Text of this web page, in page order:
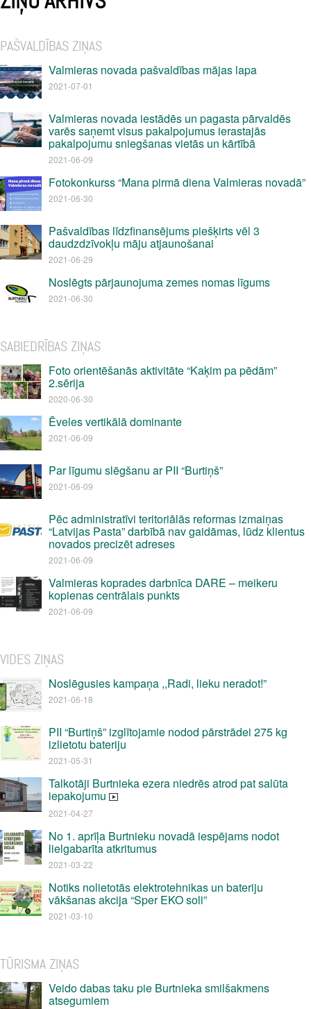
PAŠVALDĪBAS ZIŅAS
Valmieras novada pašvaldības mājas lapa
2021-07-01
Valmieras novada iestādēs un pagasta pārvaldēs
varēs saņemt visus pakalpojumus ierastajās
pakalpojumu sniegšanas vietās un kārtībā
2021-06-09
Fotokonkurss “Mana pirmā diena Valmieras novadā”
2021-06-30
Pašvaldības līdzfinansējums piešķirts vēl 3
daudzdzīvokļu māju atjaunošanai
2021-06-29
Noslēgts pārjaunojuma zemes nomas līgums
2021-06-30
SABIEDRĪBAS ZIŅAS
Foto orientēšanās aktivitāte “Kaķim pa pēdām”
2.sērija
2020-06-30
Ēveles vertikālā dominante
2021-06-09
Par līgumu slēgšanu ar PII “Burtiņš”
2021-06-09
Pēc administratīvi teritoriālās reformas izmaiņas
“Latvijas Pasta” darbībā nav gaidāmas, lūdz klientus
novados precizēt adreses
2021-06-09
Valmieras koprades darbnīca DARE – meikeru
kopienas centrālais punkts
2021-06-09
VIDES ZIŅAS
Noslēgusies kampaņa ,,Radi, lieku neradot!”
2021-06-18
PII “Burtiņš” izglītojamie nodod pārstrādei 275 kg
izlietotu bateriju
2021-05-31
Talkotāji Burtnieka ezera niedrēs atrod pat salūta
iepakojumu
2021-04-27
No 1. aprīļa Burtnieku novadā iespējams nodot
lielgabarīta atkritumus
2021-03-22
Notiks nolietotās elektrotehnikas un bateriju
vākšanas akcija “Sper EKO soli”
2021-03-10
TŪRISMA ZIŅAS
Veido dabas taku pie Burtnieka smilšakmens
atsegumiem